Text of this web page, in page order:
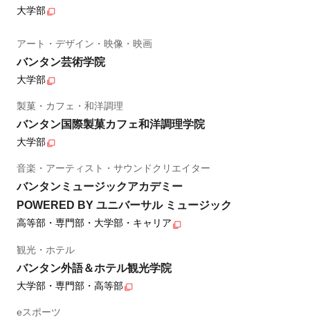
大学部
アート・デザイン・映像・映画
バンタン芸術学院
大学部
製菓・カフェ・和洋調理
バンタン国際製菓カフェ和洋調理学院
大学部
音楽・アーティスト・サウンドクリエイター
バンタンミュージックアカデミー
POWERED BY ユニバーサル ミュージック
高等部・専門部・大学部・キャリア
観光・ホテル
バンタン外語＆ホテル観光学院
大学部・専門部・高等部
eスポーツ